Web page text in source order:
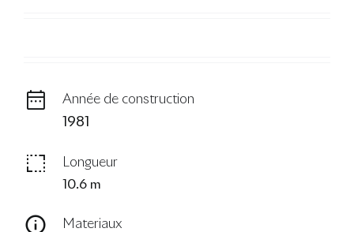
Année de construction
1981
Longueur
10.6 m
Materiaux